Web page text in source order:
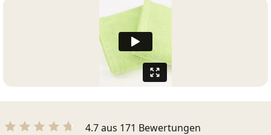
4.7 aus 171 Bewertungen